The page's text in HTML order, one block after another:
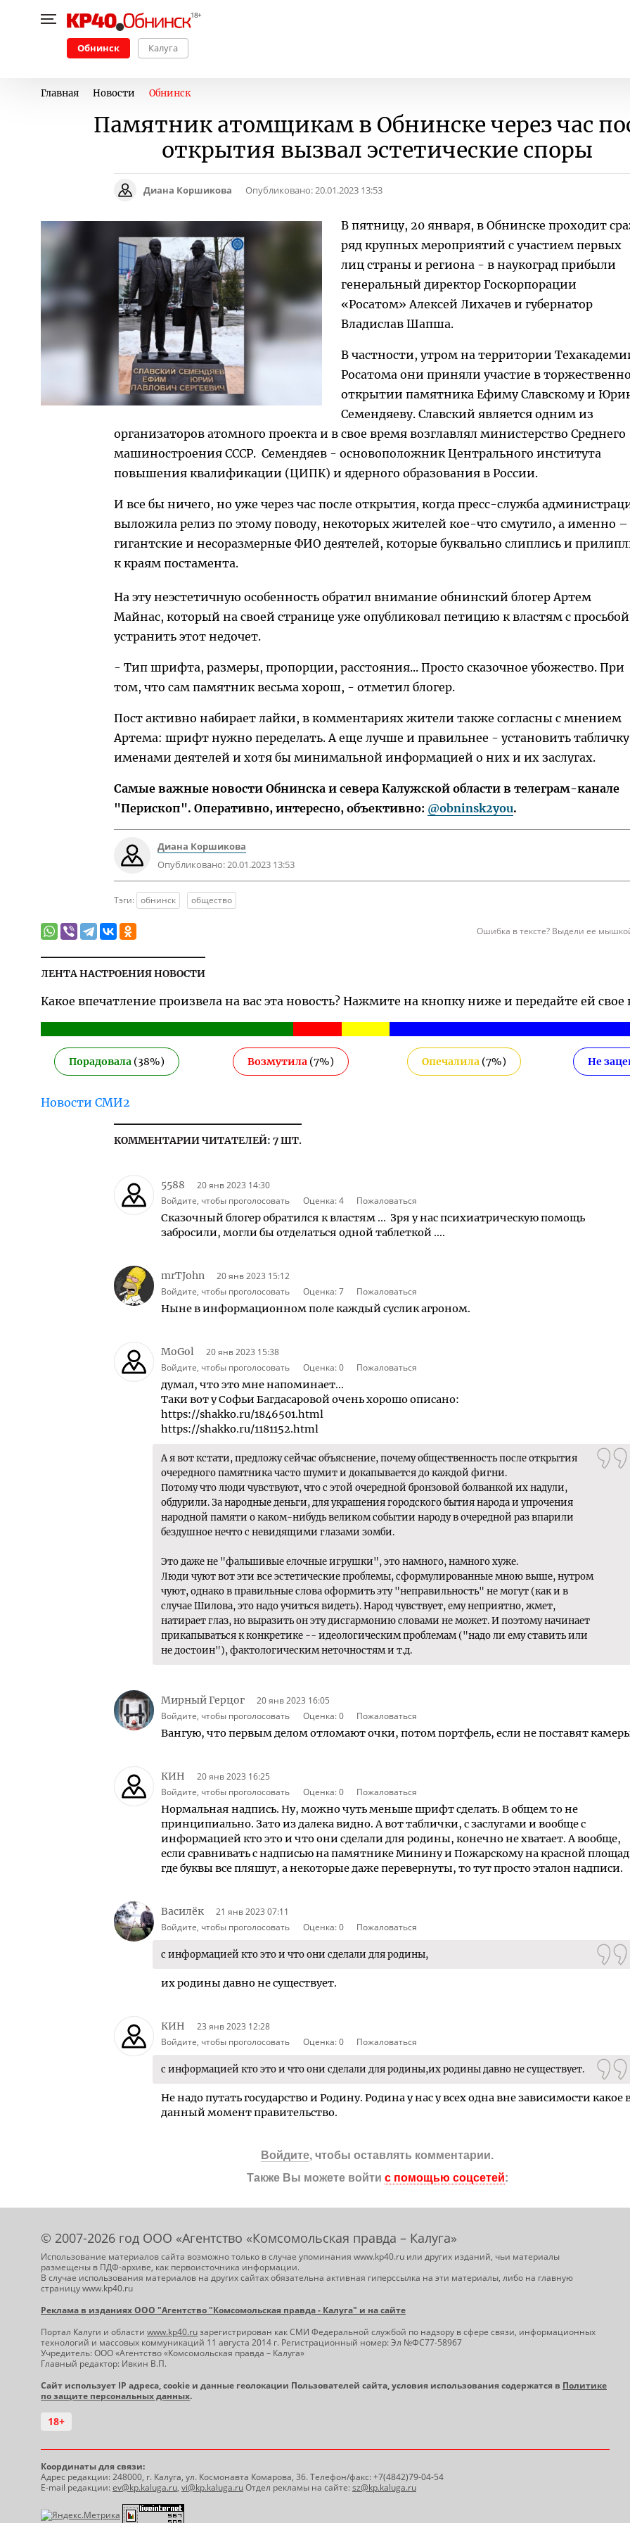
Обнинск Калуга
Главная Новости Обнинск
Памятник атомщикам в Обнинске через час
открытия вызвал эстетические споры
Диана Коршикова Опубликовано:20.01.2023 13:53
В пятницу, 20 января, в Обнинске проходит
ряд крупных мероприятий с участием первых
лиц страны и региона - в наукоград прибыли
генеральный директор Госкорпорации
«Росатом» Алексей Лихачев и губернатор
Владислав Шапша.
В частности, утром на территории
Росатома они приняли участие в
открытии памятника Ефиму Славскому и
Семендяеву. Славский является одним из
организаторов атомного проекта и в свое время возглавлял министерство Среднего
машиностроения СССР. Семендяев - основоположник Центрального института
повышения квалификации (ЦИПК) и ядерного образования в России.
И все бы ничего, но уже через час после открытия, когда пресс-служба
выложила релиз по этому поводу, некоторых жителей кое-что смутило, а именно –
гигантские и несоразмерные ФИО деятелей, которые буквально слиплись и
к краям постамента.
На эту неэстетичную особенность обратил внимание обнинский блогер Артем
Майнас, который на своей странице уже опубликовал петицию к властям с просьбой
устранить этот недочет.
- Тип шрифта, размеры, пропорции, расстояния... Просто сказочное убожество. При
том, что сам памятник весьма хорош, - отметил блогер.
Пост активно набирает лайки, в комментариях жители также согласны с мнением
Артема: шрифт нужно переделать. А еще лучше и правильнее - установить табличку
именами деятелей и хотя бы минимальной информацией о них и их заслугах.
Самые важные новости Обнинска и севера Калужской области в телеграм-канале
"Перископ". Оперативно, интересно, объективно: @obninsk2you.
Диана Коршикова
Опубликовано:20.01.2023 13:53
Тэги: обнинск общество
Ошибка в тексте? Выдели ее
ЛЕНТА НАСТРОЕНИЯ НОВОСТИ
Какое впечатление произвела на вас эта новость? Нажмите на кнопку ниже и передайте ей свое
Порадовала (38%) Возмутила(7%) Опечалила (7%) Не
Новости СМИ2
КОММЕНТАРИИ ЧИТАТЕЛЕЙ: 7 ШТ.
5588
20 янв 2023 14:30
Войдите, чтобы проголосовать
Оценка:4 Пожаловаться
Сказочный блогер обратился к властям ... Зря у нас психиатрическую помощь
забросили, могли бы отделаться одной таблеткой ....
mrTJohn
20 янв 2023 15:12
Войдите, чтобы проголосовать
Оценка:7 Пожаловаться
Ныне в информационном поле каждый суслик агроном.
MoGol
20 янв 2023 15:38
Войдите, чтобы проголосовать
Оценка:0 Пожаловаться
думал, что это мне напоминает...
Таки вот у Софьи Багдасаровой очень хорошо описано:
https://shakko.ru/1846501.html
https://shakko.ru/1181152.html
А я вот кстати, предложу сейчас объяснение, почему общественность после открытия
очередного памятника часто шумит и докапывается до каждой фигни.
Потому что люди чувствуют, что с этой очередной бронзовой болванкой их надули,
обдурили. За народные деньги, для украшения городского бытия народа и упрочения
народной памяти о каком-нибудь великом событии народу в очередной раз впарили
бездушное нечто с невидящими глазами зомби.
Это даже не "фальшивые елочные игрушки", это намного, намного хуже.
Люди чуют вот эти все эстетические проблемы, сформулированные мною выше, нутром
чуют, однако в правильные слова оформить эту "неправильность" не могут (как и в
случае Шилова, это надо учиться видеть). Народ чувствует, ему неприятно, жмет,
натирает глаз, но выразить он эту дисгармонию словами не может. И поэтому начинает
прикапываться к конкретике -- идеологическим проблемам ("надо ли ему ставить или
не достоин"), фактологическим неточностям и т.д.
Мирный Герцог
20 янв 2023 16:05
Войдите, чтобы проголосовать
Оценка:0 Пожаловаться
Вангую, что первым делом отломают очки, потом портфель, если не поставят
КИН
20 янв 2023 16:25
Войдите, чтобы проголосовать
Оценка:0 Пожаловаться
Нормальная надпись. Ну, можно чуть меньше шрифт сделать. В общем то не
принципиально. Зато из далека видно. А вот таблички, с заслугами и вообще с
информацией кто это и что они сделали для родины, конечно не хватает. А вообще,
если сравнивать с надписью на памятнике Минину и Пожарскому на красной
где буквы все пляшут, а некоторые даже перевернуты, то тут просто эталон надписи.
Василёк
21 янв 2023 07:11
Войдите, чтобы проголосовать
Оценка:0 Пожаловаться
с информацией кто это и что они сделали для родины,
их родины давно не существует.
КИН
23 янв 2023 12:28
Войдите, чтобы проголосовать
Оценка:0 Пожаловаться
с информацией кто это и что они сделали для родины,их родины давно не существует.
Не надо путать государство и Родину. Родина у нас у всех одна вне зависимости какое
данный момент правительство.
Войдите, чтобы оставлять комментарии.
Также Вы можете войти с помощью соцсетей:
© 2007-2026 год ООО «Агентство «Комсомольская правда – Калуга»
Использование материалов сайта возможно только в случае упоминания www.kp40.ru или других изданий, чьи материалы
размещены в ПДФ-архиве, как первоисточника информации.
В случае использования материалов на других сайтах обязательна активная гиперссылка на эти материалы, либо на главную
страницу www.kp40.ru
Реклама в изданиях ООО "Агентство "Комсомольская правда - Калуга" и на сайте
Портал Калуги и области www.kp40.ruзарегистрирован как СМИ Федеральной службой по надзору в сфере связи, информационных
технологий и массовых коммуникаций 11 августа 2014 г. Регистрационный номер: Эл №ФС77-58967
Учредитель: ООО «Агентство «Комсомольская правда – Калуга»
Главный редактор: Ивкин В.П.
Сайт использует IP адреса, cookie и данные геолокации Пользователей сайта, условия использования содержатся в Политике
по защите персональных данных.
18+
Координаты для связи:
Адрес редакции: 248000, г. Калуга, ул. Космонавта Комарова, 36. Телефон/факс: +7(4842)79-04-54
E-mail редакции:ev@kp.kaluga.ru, vi@kp.kaluga.ruОтдел рекламы на сайте:sz@kp.kaluga.ru